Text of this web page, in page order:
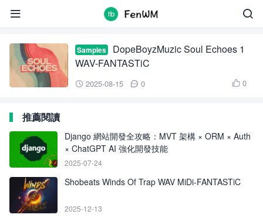

 DopeBoyzMuzic Soul Echoes
Samples
DopeBoyzMuzic Soul Echoes 1
WAV-FANTASTiC
 2025-08-15  0  0
推薦閱讀
Django 網站開發全攻略：MVT 架構 × ORM × Auth
× ChatGPT AI 強化開發技能
2025-07-24
Shobeats Winds Of Trap WAV MiDi-FANTASTiC
2025-12-13